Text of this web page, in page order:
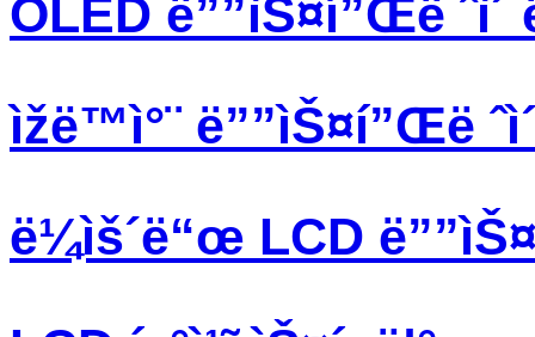
OLED ë””ìŠ¤í”Œë ˆì´
ìžë™ì°¨ ë””ìŠ¤í”Œë
ë¼ìš´ë“œ LCD